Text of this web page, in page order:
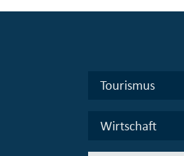
Tourismus
Wirtschaft